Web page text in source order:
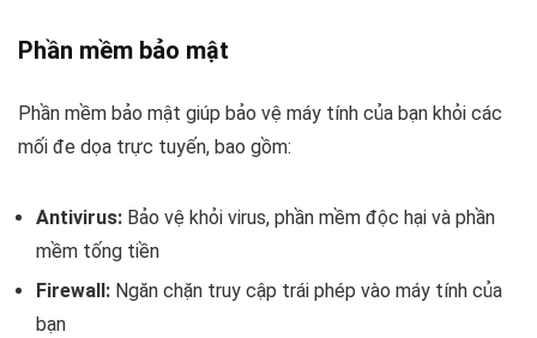
Phần mềm bảo mật
Phần mềm bảo mật giúp bảo vệ máy tính của bạn khỏi các
mối đe dọa trực tuyến, bao gồm:
Antivirus: Bảo vệ khỏi virus, phần mềm độc hại và phần
mềm tống tiền
Firewall: Ngăn chặn truy cập trái phép vào máy tính của
bạn